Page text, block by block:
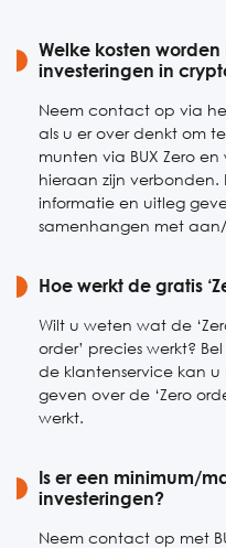
Welke kosten
investeringen in
Neem contact op via
als u er over denkt om
munten via BUX Zero
hieraan zijn verbonden.
informatie en uitleg
samenhangen met
Hoe werkt de gratis
Wilt u weten wat de
order’ precies werkt?
de klantenservice kan
geven over de ‘Zero
werkt.
Is er een minimum/
investeringen?
Neem contact op met